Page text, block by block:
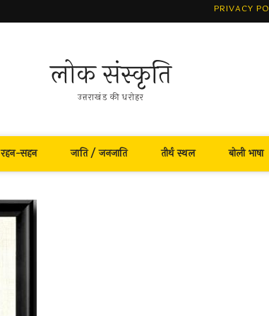
PRIVACY
लोक संस्कृति
उत्तराखंड की धरोहर
रहन-सहन जाति / जनजाति तीर्थ स्थल बोली भाषा